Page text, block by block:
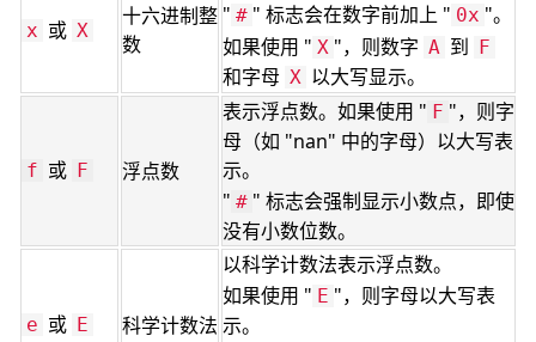
x 或 X
十六进制整
数
" # " 标志会在数字前加上 " 0x "。
如果使用 " X "，则数字 A 到 F
和字母 X 以大写显示。
f 或 F 浮点数
表示浮点数。如果使用 " F "，则字
母（如 "nan" 中的字母）以大写表
示。
" # " 标志会强制显示小数点，即使
没有小数位数。
e 或 E 科学计数法
以科学计数法表示浮点数。
如果使用 " E "，则字母以大写表
示。